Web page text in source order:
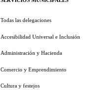
Todas las delegaciones
Accesibilidad Universal e Inclusión
Administración y Hacienda
Comercio y Emprendimiento
Cultura y festejos